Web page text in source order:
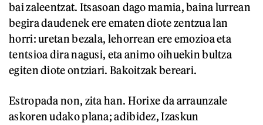
bai zaleentzat. Itsasoan dago mamia, baina lurrean
begira daudenek ere ematen diote zentzua lan
horri: uretan bezala, lehorrean ere emozioa eta
tentsioa dira nagusi, eta animo oihuekin bultza
egiten diote ontziari. Bakoitzak bereari.
Estropada non, zita han. Horixe da arraunzale
askoren udako plana; adibidez, Izaskun